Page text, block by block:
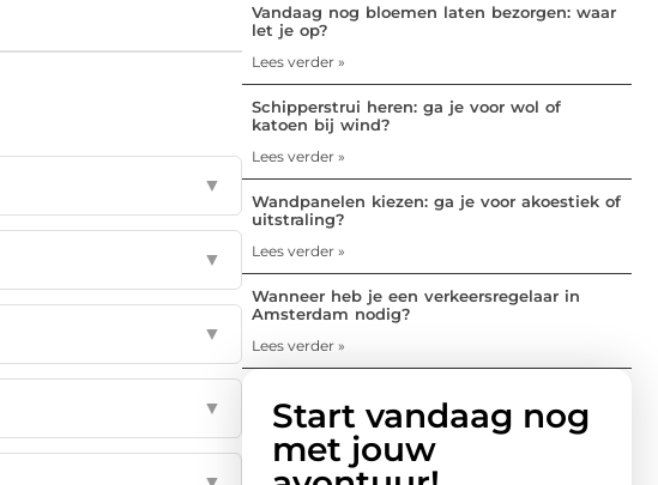
▼
▼
▼
▼
Vandaag nog bloemen laten bezorgen: waar
let je op?
Lees verder »
Schipperstrui heren: ga je voor wol of
katoen bij wind?
Lees verder »
Wandpanelen kiezen: ga je voor akoestiek of
uitstraling?
Lees verder »
Wanneer heb je een verkeersregelaar in
Amsterdam nodig?
Lees verder »
Start vandaag nog
met jouw